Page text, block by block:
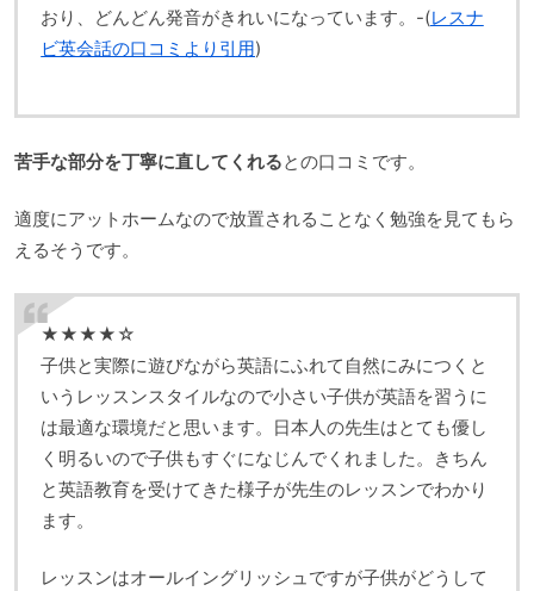
おり、どんどん発音がきれいになっています。-(レスナ
ビ英会話の口コミより引用)
苦手な部分を丁寧に直してくれるとの口コミです。
適度にアットホームなので放置されることなく勉強を見てもら
えるそうです。
★★★★☆
子供と実際に遊びながら英語にふれて自然にみにつくと
いうレッスンスタイルなので小さい子供が英語を習うに
は最適な環境だと思います。日本人の先生はとても優し
く明るいので子供もすぐになじんでくれました。きちん
と英語教育を受けてきた様子が先生のレッスンでわかり
ます。
レッスンはオールイングリッシュですが子供がどうして